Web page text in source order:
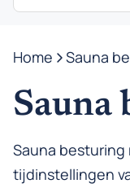
Home -Sauna
Sauna
Sauna
tijdinstellingen